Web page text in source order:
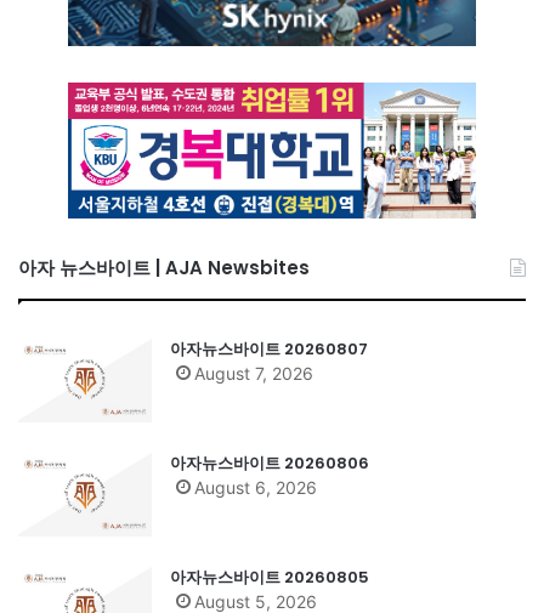
아자 뉴스바이트 | AJA Newsbites
아자뉴스바이트 20260807
August 7, 2026
아자뉴스바이트 20260806
August 6, 2026
아자뉴스바이트 20260805
August 5, 2026